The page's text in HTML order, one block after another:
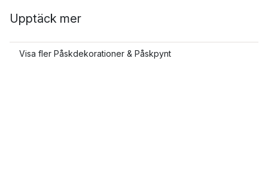
Upptäck mer
Visa fler Påskdekorationer & Påskpynt